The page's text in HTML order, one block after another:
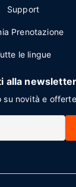
Support
Prenotazione
le lingue
alla
su novità e